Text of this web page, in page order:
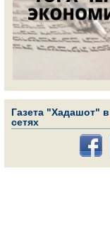
Газета "Хадашот"
сетях